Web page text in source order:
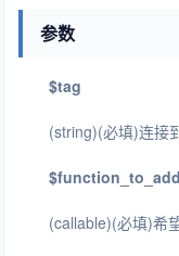
参数
$tag
(string)(必填)连接
$function_to_add
(callable)(必填)希